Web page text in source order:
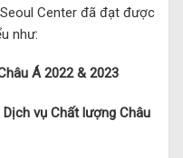
Center đã đạt được
như:
Á 2022 & 2023
vụ Chất lượng Châu